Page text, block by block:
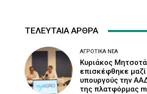
ΤΕΛΕΥΤΑΙΑ ΑΡΘΡΑ
ΑΓΡΟΤΙΚΆ ΝΈΑ
Κυριάκος
επισκέφθηκε
υπουργούς την
της πλατφόρμας